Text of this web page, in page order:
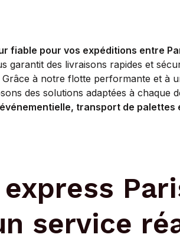
fiable pour vos expéditions entre
garantit des livraisons rapides et
Grâce à notre flotte performante et à
des solutions adaptées à chaque
transport de palettes
service